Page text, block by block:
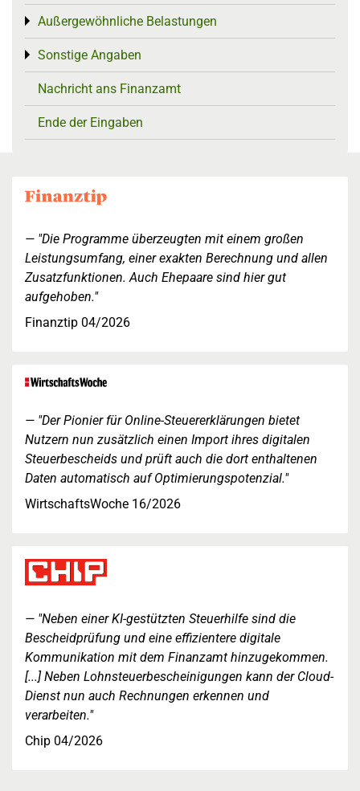
Außergewöhnliche Belastungen
Toggle menu
Sonstige Angaben
Toggle menu
Nachricht ans Finanzamt
Ende der Eingaben
"Die Programme überzeugten mit einem großen
Leistungsumfang, einer exakten Berechnung und allen
Zusatzfunktionen. Auch Ehepaare sind hier gut
aufgehoben."
Finanztip 04/2026
"Der Pionier für Online-Steuererklärungen bietet
Nutzern nun zusätzlich einen Import ihres digitalen
Steuerbescheids und prüft auch die dort enthaltenen
Daten automatisch auf Optimierungspotenzial."
WirtschaftsWoche 16/2026
"Neben einer KI-gestützten Steuerhilfe sind die
Bescheidprüfung und eine effizientere digitale
Kommunikation mit dem Finanzamt hinzugekommen.
[...] Neben Lohnsteuerbescheinigungen kann der Cloud-
Dienst nun auch Rechnungen erkennen und
verarbeiten."
Chip 04/2026